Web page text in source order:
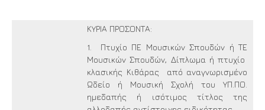
ΚΥΡΙΑ ΠΡΟΣΟΝΤΑ:
1. Πτυχίο ΠΕ Μουσικών Σπουδών ή ΤΕ
Μουσικών Σπουδών, Δίπλωμα ή πτυχίο
κλασικής Κιθάρας από αναγνωρισμένο
Ωδείο ή Μουσική Σχολή του ΥΠ.ΠΟ.
ημεδαπής ή ισότιμος τίτλος της